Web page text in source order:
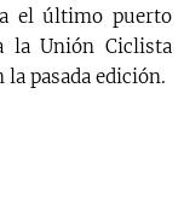
el último puerto
la Unión Ciclista
pasada edición.